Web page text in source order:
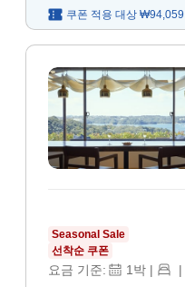
쿠폰 적용 대상 ₩94,059
Seasonal Sale
선착순 쿠폰
요금 기준: 1 박 | |